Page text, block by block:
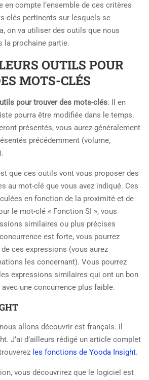
en compte l’ensemble de ces critères
clés pertinents sur lesquels se
on va utiliser des outils que nous
la prochaine partie.
OUTILS POUR
MOTS-CLÉS
pour trouver des mots-clés. Il en
pourra être modifiée dans le temps.
présentés, vous aurez généralement
précédemment (volume,
que ces outils vont vous proposer des
au mot-clé que vous avez indiqué. Ces
en fonction de la proximité et de
le mot-clé « Fonction SI », vous
similaires ou plus précises
est forte, vous pourrez
ces expressions (vous aurez
les concernant). Vous pourrez
expressions similaires qui ont un bon
une concurrence plus faible.
allons découvrir est français. Il
J’ai d’ailleurs rédigé un article complet
les fonctions de Yooda Insight.
vous découvrirez que le logiciel est